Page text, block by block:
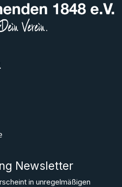
Newsletter
in unregelmäßigen